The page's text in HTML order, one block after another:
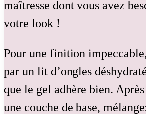
maîtresse dont vous avez
votre look !
Pour une finition
par un lit d’ongles
que le gel adhère bien.
une couche de base,